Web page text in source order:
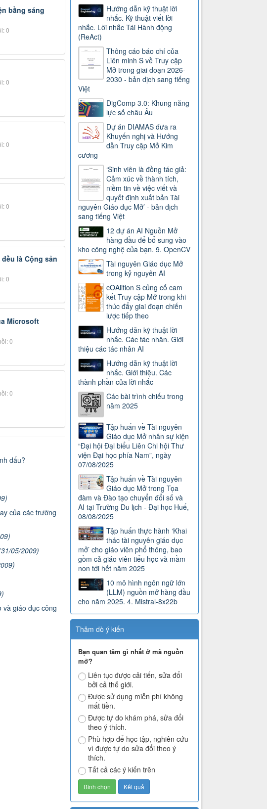
bằng sáng
0
0
0
0
là Cộng sản
0
Microsoft
0
0
dấu?
của các trường
05/2009)
giáo dục công
Hướng dẫn kỹ thuật lời
nhắc. Kỹ thuật viết lời
nhắc. Lời nhắc Tái Hành động
(ReAct)
Thông cáo báo chí của
Liên minh S về Truy cập
Mở trong giai đoạn 2026-
2030 - bản dịch sang tiếng
Việt
DigComp 3.0: Khung năng
lực số châu Âu
Dự án DIAMAS đưa ra
Khuyến nghị và Hướng
dẫn Truy cập Mở Kim
cương
‘Sinh viên là đồng tác giả:
Cảm xúc về thành tích,
niềm tin về việc viết và
quyết định xuất bản Tài
nguyên Giáo dục Mở’ - bản dịch
sang tiếng Việt
12 dự án AI Nguồn Mở
hàng đầu để bổ sung vào
kho công nghệ của bạn. 9. OpenCV
Tài nguyên Giáo dục Mở
trong kỷ nguyên AI
cOAlition S củng cố cam
kết Truy cập Mở trong khi
thúc đẩy giai đoạn chiến
lược tiếp theo
Hướng dẫn kỹ thuật lời
nhắc. Các tác nhân. Giới
thiệu các tác nhân AI
Hướng dẫn kỹ thuật lời
nhắc. Giới thiệu. Các
thành phần của lời nhắc
Các bài trình chiếu trong
năm 2025
Tập huấn về Tài nguyên
Giáo dục Mở nhân sự kiện
“Đại hội Đại biểu Liên Chi hội Thư
viện Đại học phía Nam”, ngày
07/08/2025
Tập huấn về Tài nguyên
Giáo dục Mở trong Tọa
đàm và Đào tạo chuyển đổi số và
AI tại Trường Du lịch - Đại học Huế,
08/08/2025
Tập huấn thực hành ‘Khai
thác tài nguyên giáo dục
mở’ cho giáo viên phổ thông, bao
gồm cả giáo viên tiểu học và mầm
non tới hết năm 2025
10 mô hình ngôn ngữ lớn
(LLM) nguồn mở hàng đầu
cho năm 2025. 4. Mistral-8x22b
Thăm dò ý kiến
Bạn quan tâm gì nhất ở mã nguồn
mở?
Liên tục được cải tiến, sửa đổi
bởi cả thế giới.
Được sử dụng miễn phí không
mất tiền.
Được tự do khám phá, sửa đổi
theo ý thích.
Phù hợp để học tập, nghiên cứu
vì được tự do sửa đổi theo ý
thích.
Tất cả các ý kiến trên